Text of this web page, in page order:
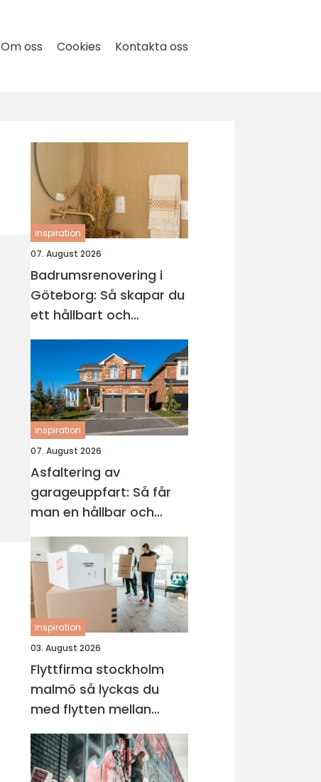
Om oss Cookies Kontakta oss
inspiration
07. August 2026
Badrumsrenovering i
Göteborg: Så skapar du
ett hållbart och
modernt badrum
inspiration
07. August 2026
Asfaltering av
garageuppfart: Så får
man en hållbar och
snygg infart
inspiration
03. August 2026
Flyttfirma stockholm
malmö så lyckas du
med flytten mellan
sveriges storstäder